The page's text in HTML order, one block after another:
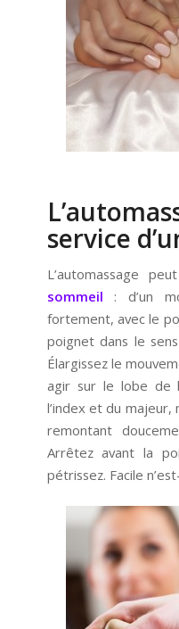
service
L’automassage
sommeil : d’un
fortement, avec le
poignet dans le
Élargissez le
agir sur le lobe de
l’index et du majeur,
remontant
Arrêtez avant la
pétrissez. Facile